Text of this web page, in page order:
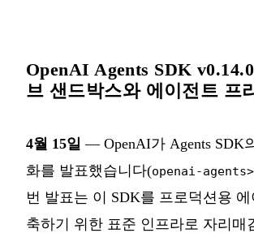
OpenAI Agents SDK
브 샌드박스와 에이전트 프
4월 15일 — OpenAI가 Agents SDK
화를 발표했습니다(openai-
번 발표는 이 SDK를 프로덕션용
축하기 위한 표준 인프라로 자리매